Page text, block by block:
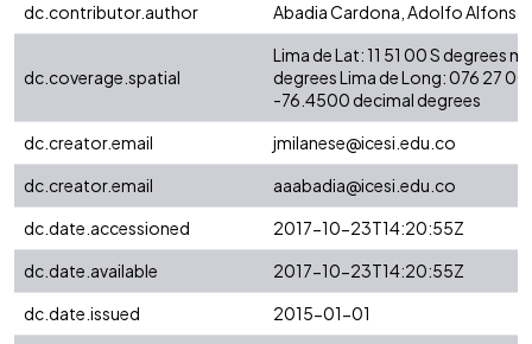
dc.contributor.author
Abadia Cardona, Adolfo Alfonso
dc.coverage.spatial
Lima de Lat: 11 51 00 S degrees
degrees Lima de Long: 076 27
-76.4500 decimal degrees
dc.creator.email
jmilanese@icesi.edu.co
dc.creator.email
aaabadia@icesi.edu.co
dc.date.accessioned
2017-10-23T14:20:55Z
dc.date.available
2017-10-23T14:20:55Z
dc.date.issued
2015-01-01